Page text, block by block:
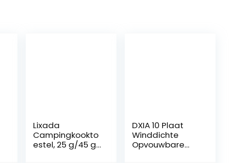
Lixada
Campingkookto
estel, 25 g/45 g,
DXIA 10 Plaat
Winddichte
Opvouwbare